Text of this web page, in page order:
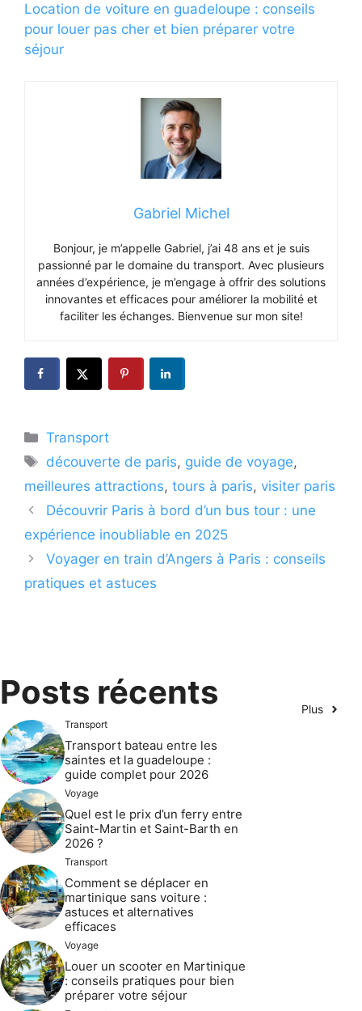
Location de voiture en guadeloupe : conseils
pour louer pas cher et bien préparer votre
séjour
Gabriel Michel
Bonjour, je m’appelle Gabriel, j’ai 48 ans et je suis
passionné par le domaine du transport. Avec plusieurs
années d’expérience, je m’engage à offrir des solutions
innovantes et efficaces pour améliorer la mobilité et
faciliter les échanges. Bienvenue sur mon site!
Catégories
Transport
Étiquettes
découverte de paris, guide de voyage,
meilleures attractions, tours à paris, visiter paris
Découvrir Paris à bord d’un bus tour : une
expérience inoubliable en 2025
Voyager en train d’Angers à Paris : conseils
pratiques et astuces
Posts récents Plus
Transport
Transport bateau entre les
saintes et la guadeloupe :
guide complet pour 2026
Voyage
Quel est le prix d’un ferry entre
Saint-Martin et Saint-Barth en
2026 ?
Transport
Comment se déplacer en
martinique sans voiture :
astuces et alternatives
efficaces
Voyage
Louer un scooter en Martinique
: conseils pratiques pour bien
préparer votre séjour